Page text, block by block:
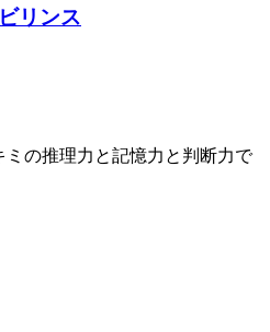
リンス
の推理力と記憶力と判断力で